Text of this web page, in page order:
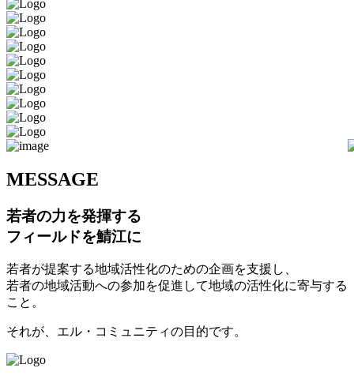
MESSAGE
若者の力を発揮する
フィールドを鯖江に
若者が提案する地域活性化のための企画を支援し、
若者の地域活動への参加を促進して地域の活性化に寄与する
こと。
それが、エル・コミュニティの目的です。